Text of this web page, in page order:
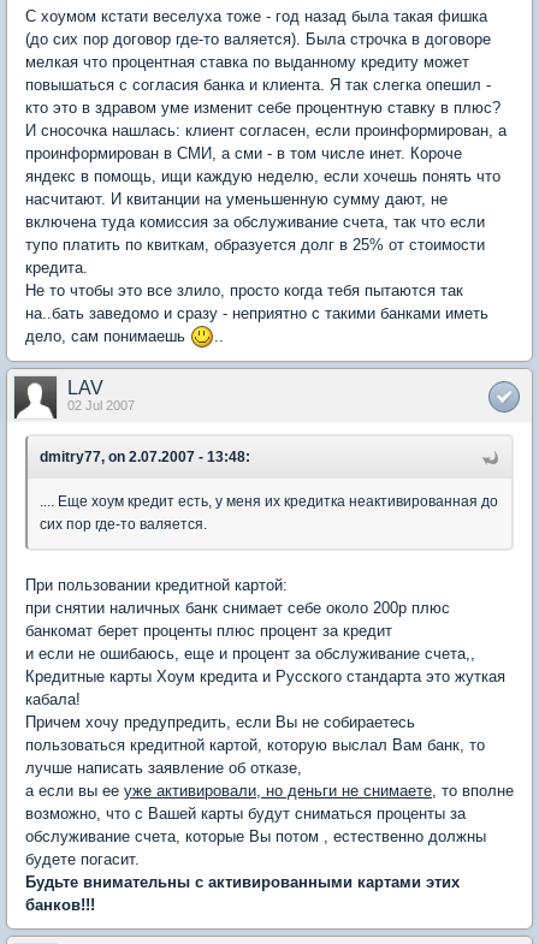
С хоумом кстати веселуха тоже - год назад была такая фишка
(до сих пор договор где-то валяется). Была строчка в договоре
мелкая что процентная ставка по выданному кредиту может
повышаться с согласия банка и клиента. Я так слегка опешил -
кто это в здравом уме изменит себе процентную ставку в плюс?
И сносочка нашлась: клиент согласен, если проинформирован, а
проинформирован в СМИ, а сми - в том числе инет. Короче
яндекс в помощь, ищи каждую неделю, если хочешь понять что
насчитают. И квитанции на уменьшенную сумму дают, не
включена туда комиссия за обслуживание счета, так что если
тупо платить по квиткам, образуется долг в 25% от стоимости
кредита.
Не то чтобы это все злило, просто когда тебя пытаются так
на..бать заведомо и сразу - неприятно с такими банками иметь
дело, сам понимаешь
LAV
02 Jul 2007
dmitry77, on 2.07.2007 - 13:48:
.... Еще хоум кредит есть, у меня их кредитка неактивированная до
сих пор где-то валяется.
При пользовании кредитной картой:
при снятии наличных банк снимает себе около 200р плюс
банкомат берет проценты плюс процент за кредит
и если не ошибаюсь, еще и процент за обслуживание счета,,
Кредитные карты Хоум кредита и Русского стандарта это жуткая
кабала!
Причем хочу предупредить, если Вы не собираетесь
пользоваться кредитной картой, которую выслал Вам банк, то
лучше написать заявление об отказе,
а если вы ее уже активировали, но деньги не снимаете, то вполне
возможно, что с Вашей карты будут сниматься проценты за
обслуживание счета, которые Вы потом , естественно должны
будете погасит.
Будьте внимательны с активированными картами этих
банков!!!